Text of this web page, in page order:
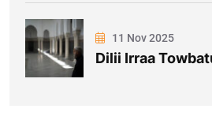
11 Nov 2025
Dilii Irraa